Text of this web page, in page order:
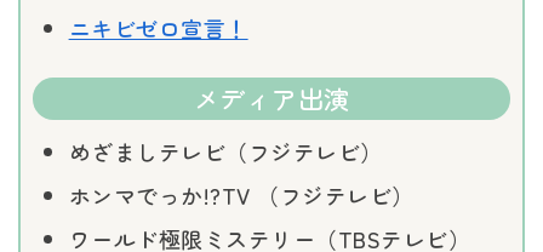
ニキビゼロ宣言！
メディア出演
めざましテレビ（フジテレビ）
ホンマでっか!?TV （フジテレビ）
ワールド極限ミステリー（TBSテレビ）